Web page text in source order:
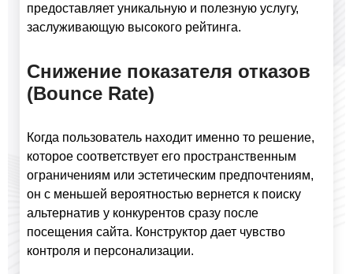
предоставляет уникальную и полезную услугу,
заслуживающую высокого рейтинга.
Снижение показателя отказов
(Bounce Rate)
Когда пользователь находит именно то решение,
которое соответствует его пространственным
ограничениям или эстетическим предпочтениям,
он с меньшей вероятностью вернется к поиску
альтернатив у конкурентов сразу после
посещения сайта. Конструктор дает чувство
контроля и персонализации.